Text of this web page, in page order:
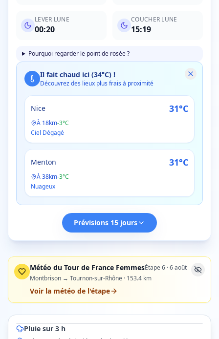
LEVER LUNE
00:20
COUCHER LUNE
15:19
Pourquoi regarder le point de rosée ?
Il fait chaud ici (34°C) !
Découvrez des lieux plus frais à proximité
Nice 31°C
À 18km-3°C
Ciel Dégagé
Menton 31°C
À38km-3°C
Nuageux
Prévisions 15 jours
Météo du Tour de France FemmesÉtape6 ·6 août
Montbrison → Tournon-sur-Rhône · 153.4 km
Voir la météo de l'étape
Fréjus Menton
Hyères
Antibes
Radar pluie · Antibes
Pluie sur 3 h